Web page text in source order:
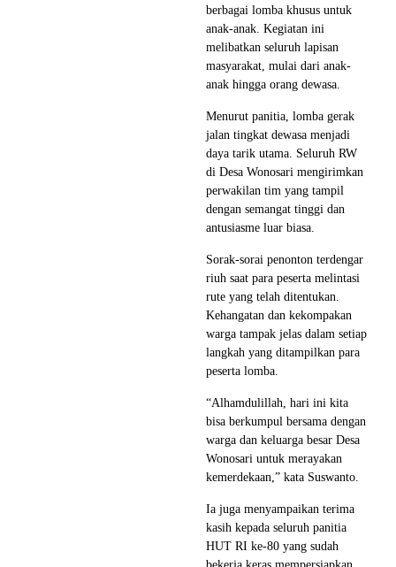
berbagai lomba khusus untuk
anak-anak. Kegiatan ini
melibatkan seluruh lapisan
masyarakat, mulai dari anak-
anak hingga orang dewasa.
Menurut panitia, lomba gerak
jalan tingkat dewasa menjadi
daya tarik utama. Seluruh RW
di Desa Wonosari mengirimkan
perwakilan tim yang tampil
dengan semangat tinggi dan
antusiasme luar biasa.
Sorak-sorai penonton terdengar
riuh saat para peserta melintasi
rute yang telah ditentukan.
Kehangatan dan kekompakan
warga tampak jelas dalam setiap
langkah yang ditampilkan para
peserta lomba.
“Alhamdulillah, hari ini kita
bisa berkumpul bersama dengan
warga dan keluarga besar Desa
Wonosari untuk merayakan
kemerdekaan,” kata Suswanto.
Ia juga menyampaikan terima
kasih kepada seluruh panitia
HUT RI ke-80 yang sudah